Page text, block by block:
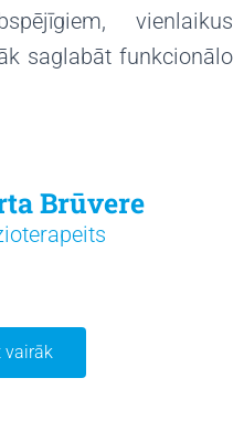
vienlaikus
saglabāt funkcionālo
Brūvere
vairāk